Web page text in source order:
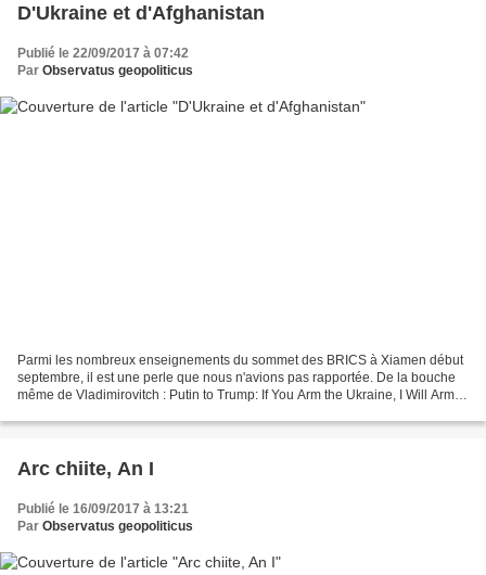
D'Ukraine et d'Afghanistan
Publié le 22/09/2017 à 07:42
Par Observatus geopoliticus
Parmi les nombreux enseignements du sommet des BRICS à Xiamen début
septembre, il est une perle que nous n'avions pas rapportée. De la bouche
même de Vladimirovitch : Putin to Trump: If You Arm the Ukraine, I Will Arm
Arc chiite, An I
Publié le 16/09/2017 à 13:21
Par Observatus geopoliticus